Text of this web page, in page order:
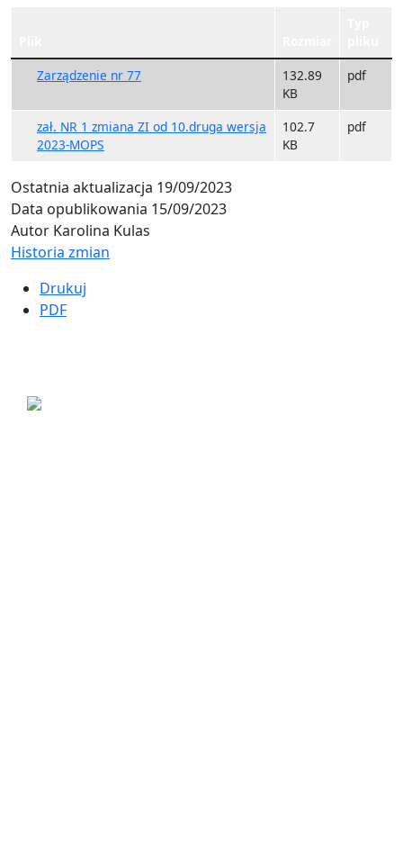
Zarządzenie nr 77
132.89
KB
pdf
zał. NR 1 zmiana ZI od 10.druga wersja
2023-MOPS
102.7
KB
pdf
Ostatnia aktualizacja 19/09/2023
Data opublikowania 15/09/2023
Autor Karolina Kulas
Historia zmian
Drukuj
PDF